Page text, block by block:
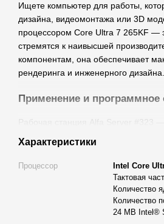
Ищете компьютер для работы,
дизайна, видеомонтажа или 3D
процессором Core Ultra 7 265KF —
стремятся к наивысшей
компонентам, она обеспечивает
рендеринга и инженерного дизайна.
Применение и программное
20 ядер и 20 потоков
выполнении сложных вычислений.
Видеомонтаж и обработка
идеально подходит для
рендеринг и плавный монтаж
Характеристики
Процессор
Intel Core
Тактовая
Количество
Количество
24 MB Intel®